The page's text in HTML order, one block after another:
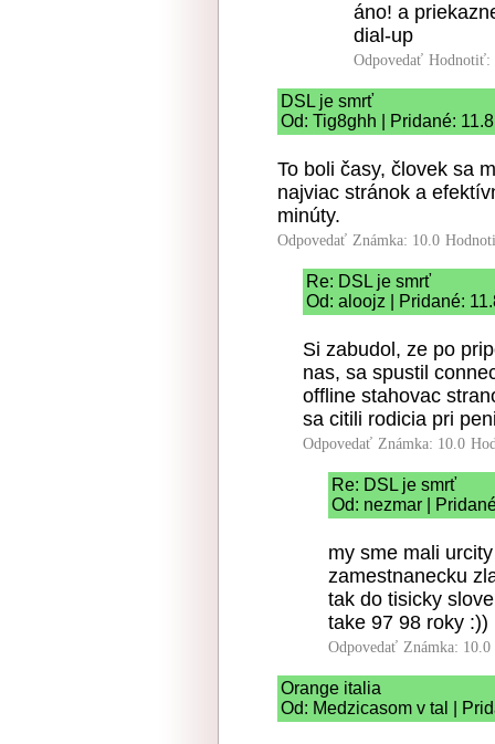
áno! a
dial-up
Odpovedať Hodnotiť:
DSL je smrť
Od: Tig8ghh | Pridané:
To boli časy, človek sa
najviac stránok a
minúty.
Odpovedať Známka: 10.0
Re: DSL je smrť
Od: aloojz | Pridané:
Si zabudol, ze po
nas, sa spustil
offline stahovac
sa citili rodicia pri
Odpovedať Známka: 10.0
Re: DSL je smrť
Od: nezmar |
my sme mali
zamestnanecku
tak do tisicky
take 97 98 roky :))
Odpovedať Známka: 10.0
Orange italia
Od: Medzicasom v tal |